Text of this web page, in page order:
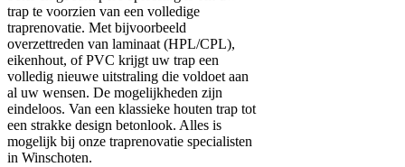
trap te voorzien van een volledige
traprenovatie. Met bijvoorbeeld
overzettreden van laminaat (HPL/CPL),
eikenhout, of PVC krijgt uw trap een
volledig nieuwe uitstraling die voldoet aan
al uw wensen. De mogelijkheden zijn
eindeloos. Van een klassieke houten trap tot
een strakke design betonlook. Alles is
mogelijk bij onze traprenovatie specialisten
in Winschoten.